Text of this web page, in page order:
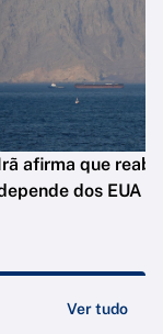
afirma que
dos EUA
Ver tudo